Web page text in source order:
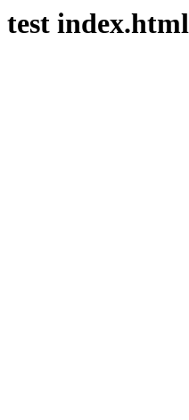
test index.html